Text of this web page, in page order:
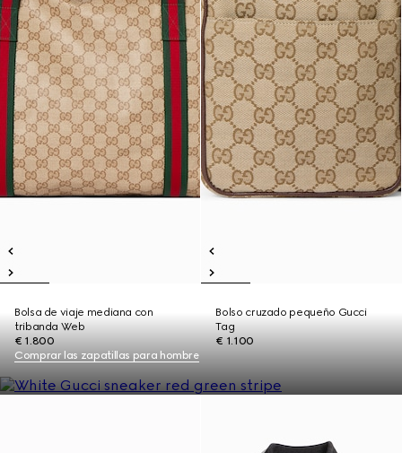
Bolsa de viaje mediana con
tribanda Web
€ 1.800
Bolso cruzado pequeño Gucci
Tag
€ 1.100
Comprar las zapatillas para hombre